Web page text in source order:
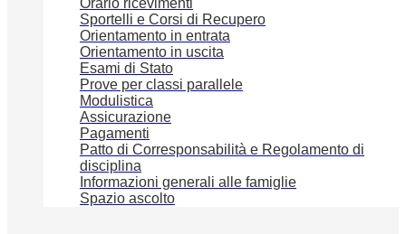
Orario ricevimenti
Sportelli e Corsi di Recupero
Orientamento in entrata
Orientamento in uscita
Esami di Stato
Prove per classi parallele
Modulistica
Assicurazione
Pagamenti
Patto di Corresponsabilità e Regolamento di
disciplina
Informazioni generali alle famiglie
Spazio ascolto